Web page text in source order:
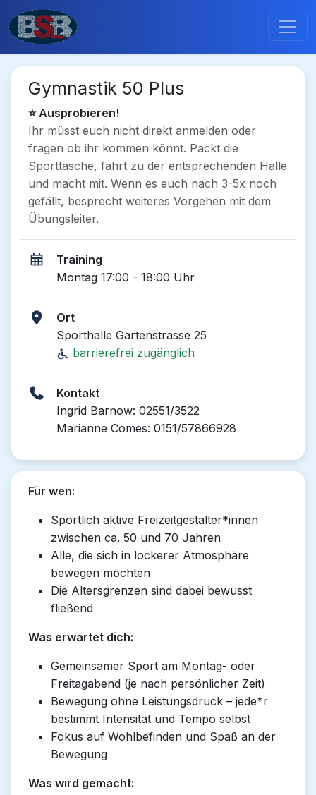
Gymnastik 50 Plus
⭐ Ausprobieren!
Ihr müsst euch nicht direkt anmelden oder
fragen ob ihr kommen könnt. Packt die
Sporttasche, fahrt zu der entsprechenden Halle
und macht mit. Wenn es euch nach 3-5x noch
gefällt, besprecht weiteres Vorgehen mit dem
Übungsleiter.
Training
Montag 17:00 - 18:00 Uhr
Ort
Sporthalle Gartenstrasse 25
barrierefrei zugänglich
Kontakt
Ingrid Barnow: 02551/3522
Marianne Comes: 0151/57866928
Für wen:
Sportlich aktive Freizeitgestalter*innen
zwischen ca. 50 und 70 Jahren
Alle, die sich in lockerer Atmosphäre
bewegen möchten
Die Altersgrenzen sind dabei bewusst
fließend
Was erwartet dich:
Gemeinsamer Sport am Montag- oder
Freitagabend (je nach persönlicher Zeit)
Bewegung ohne Leistungsdruck – jede*r
bestimmt Intensität und Tempo selbst
Fokus auf Wohlbefinden und Spaß an der
Bewegung
Was wird gemacht: